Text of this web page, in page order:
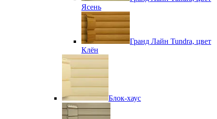
Ясень
Гранд Лайн Tundra, цвет
Клён
Блок-хаус